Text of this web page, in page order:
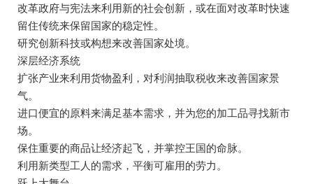
改革政府与宪法来利用新的社会创新，或在面对改革时快速
留住传统来保留国家的稳定性。
研究创新科技或构想来改善国家处境。
深层经济系统
扩张产业来利用货物盈利，对利润抽取税收来改善国家景
气。
进口便宜的原料来满足基本需求，并为您的加工品寻找新市
场。
保住重要的商品让经济起飞，并掌控王国的命脉。
利用新类型工人的需求，平衡可雇用的劳力。